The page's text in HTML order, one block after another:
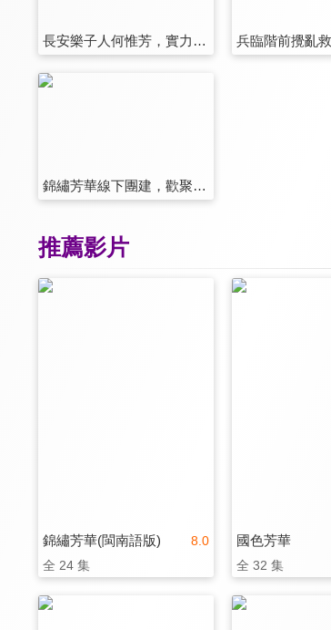
長安樂子人何惟芳，實力段子手蔣長揚
錦繡芳華線下團建，歡聚一堂喜樂安康
推薦影片
8.0
錦繡芳華(閩南語版)
全 24 集
國色芳華
全 32 集